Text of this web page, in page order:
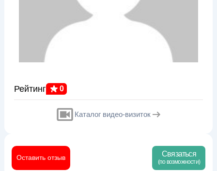
Рейтинг 0
Каталог видео-визиток
Оставить отзыв Связаться
(по возможности)